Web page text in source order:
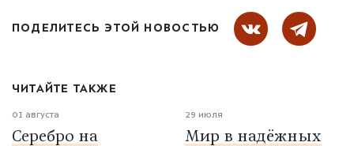
ПОДЕЛИТЕСЬ ЭТОЙ НОВОСТЬЮ
ЧИТАЙТЕ ТАКЖЕ
01 августа
Серебро на
29 июля
Мир в надёжных